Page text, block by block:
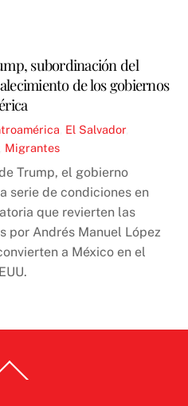
subordinación del
de los gobiernos
El Salvador,
Migrantes
Trump, el gobierno
serie de condiciones en
que revierten las
por Andrés Manuel López
a México en el
To